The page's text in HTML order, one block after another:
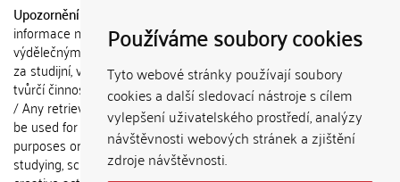
Používáme soubory cookies
Tyto webové stránky používají soubory
cookies a další sledovací nástroje s cílem
vylepšení uživatelského prostředí, analýzy
návštěvnosti webových stránek a zjištění
zdroje návštěvnosti.
Upozornění / Notice:
informace nemohou být použity k
výdělečným účelům nebo vydávány
za studijní, vědeckou nebo jinou
tvůrčí činnost jiné osoby než autora.
/ Any retrieved information shall not
be used for any commercial
purposes or claimed as results of
studying, scientific or any other